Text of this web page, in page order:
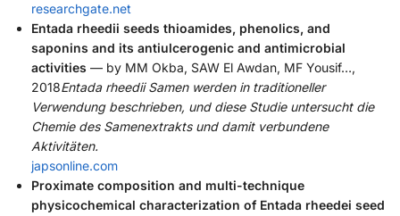
researchgate.net
Entada rheedii seeds thioamides, phenolics, and
saponins and its antiulcerogenic and antimicrobial
activities — by MM Okba, SAW El Awdan, MF Yousif…,
2018Entada rheedii Samen werden in traditioneller
Verwendung beschrieben, und diese Studie untersucht die
Chemie des Samenextrakts und damit verbundene
Aktivitäten.
japsonline.com
Proximate composition and multi-technique
physicochemical characterization of Entada rheedei seed